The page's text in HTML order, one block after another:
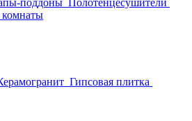
поддоны Полотенцесушители
комнаты
Гипсовая плитка